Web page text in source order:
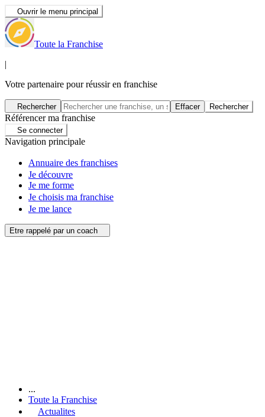
Ouvrir le menu principal
Toute la Franchise
|
Votre partenaire pour réussir en franchise
Rechercher Effacer Rechercher
Référencer ma franchise
Se connecter
Navigation principale
Annuaire des franchises
Je découvre
Je me forme
Je choisis ma franchise
Je me lance
Etre rappelé par un coach
...
Toute la Franchise
Actualites